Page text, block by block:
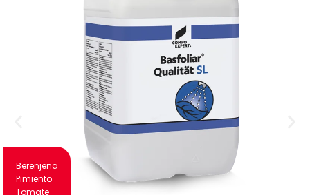
Berenjena
Pimiento
Tomate